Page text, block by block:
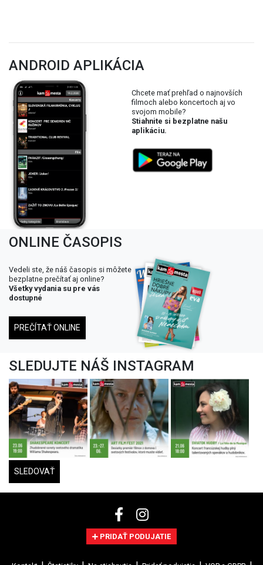
ANDROID APLIKÁCIA
Chcete mať prehľad o najnovších
filmoch alebo koncertoch aj vo
svojom mobile?
Stiahnite si bezplatne našu
aplikáciu.
ONLINE ČASOPIS
Vedeli ste, že náš časopis si môžete
bezplatne prečítať aj online?
Všetky vydania su pre vás
dostupné
PREČÍTAŤ ONLINE
SLEDUJTE NÁŠ INSTAGRAM
SLEDOVAŤ
PRIDAŤ PODUJATIE